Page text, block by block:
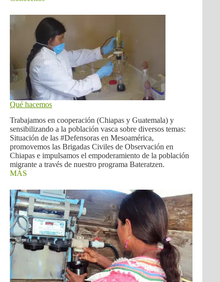
Qué hacemos
Trabajamos en cooperación (Chiapas y Guatemala) y
sensibilizando a la población vasca sobre diversos temas:
Situación de las #Defensoras en Mesoamérica,
promovemos las Brigadas Civiles de Observación en
Chiapas e impulsamos el empoderamiento de la población
migrante a través de nuestro programa Bateratzen.
MÁS